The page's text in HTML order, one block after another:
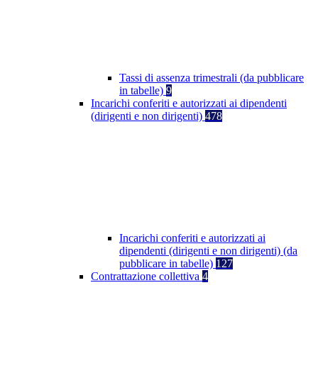
Tassi di assenza trimestrali (da pubblicare
in tabelle) 9
Incarichi conferiti e autorizzati ai dipendenti
(dirigenti e non dirigenti) 478
Incarichi conferiti e autorizzati ai
dipendenti (dirigenti e non dirigenti) (da
pubblicare in tabelle) 127
Contrattazione collettiva 4